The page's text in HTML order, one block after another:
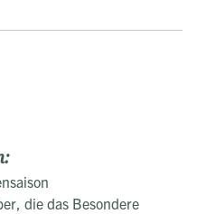
die das Besondere